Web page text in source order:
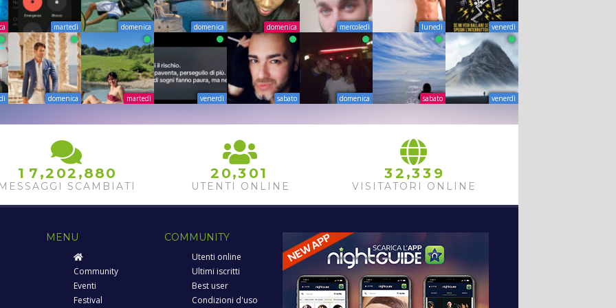
martedì domenica domenica domenica mercoledì lunedì venerdì
domenica martedì venerdì sabato domenica sabato venerdì
1 7 ,2 02 ,880
1
SCAMBIATI
2 0,3 01
UTENTI ONLINE
32 ,33 9
VISITATORI ONLINE
MENU
Community
Eventi
Festival
COMMUNITY
Utenti online
Ultimi iscritti
Best user
Condizioni d'uso